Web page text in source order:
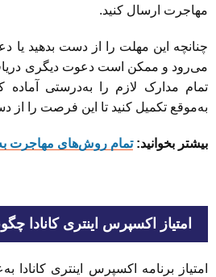
مهاجرت ارسال کنید.
می‌رود و ممکن است دعوت دیگری دریافت
تمام مدارک لازم را به‌درستی
به‌موقع تکمیل کنید تا این فرصت را از
بیشتر بخوانید:تمام روش‌های مهاجرت به
امتیاز اکسپرس اینتری کانادا
امتیاز برنامه اکسپرس اینتری کانادا